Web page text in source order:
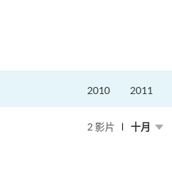
2010 2011
2 影片 十月